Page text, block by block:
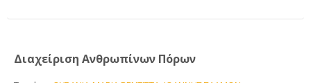
Διαχείριση Ανθρωπίνων Πόρων